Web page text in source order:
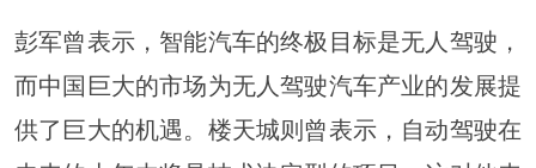
彭军曾表示，智能汽车的终极目标是无人驾驶，
而中国巨大的市场为无人驾驶汽车产业的发展提
供了巨大的机遇。楼天城则曾表示，自动驾驶在